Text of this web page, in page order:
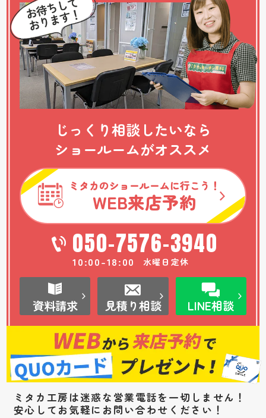
じっくり相談したいなら
ショールームがオススメ
ミタカのショールームに行こう！
WEB来店予約
050-7576-3940
10:00-18:00 水曜日定休
資料請求 見積り相談 LINE相談
ミタカ工房は迷惑な営業電話を一切しません！
安心してお気軽にお問い合わせください！